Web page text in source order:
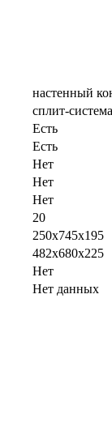
настенный
сплит-система
Есть
Есть
Нет
Нет
Нет
20
х Г
250x745x195
482x680x225
Нет
Нет данных